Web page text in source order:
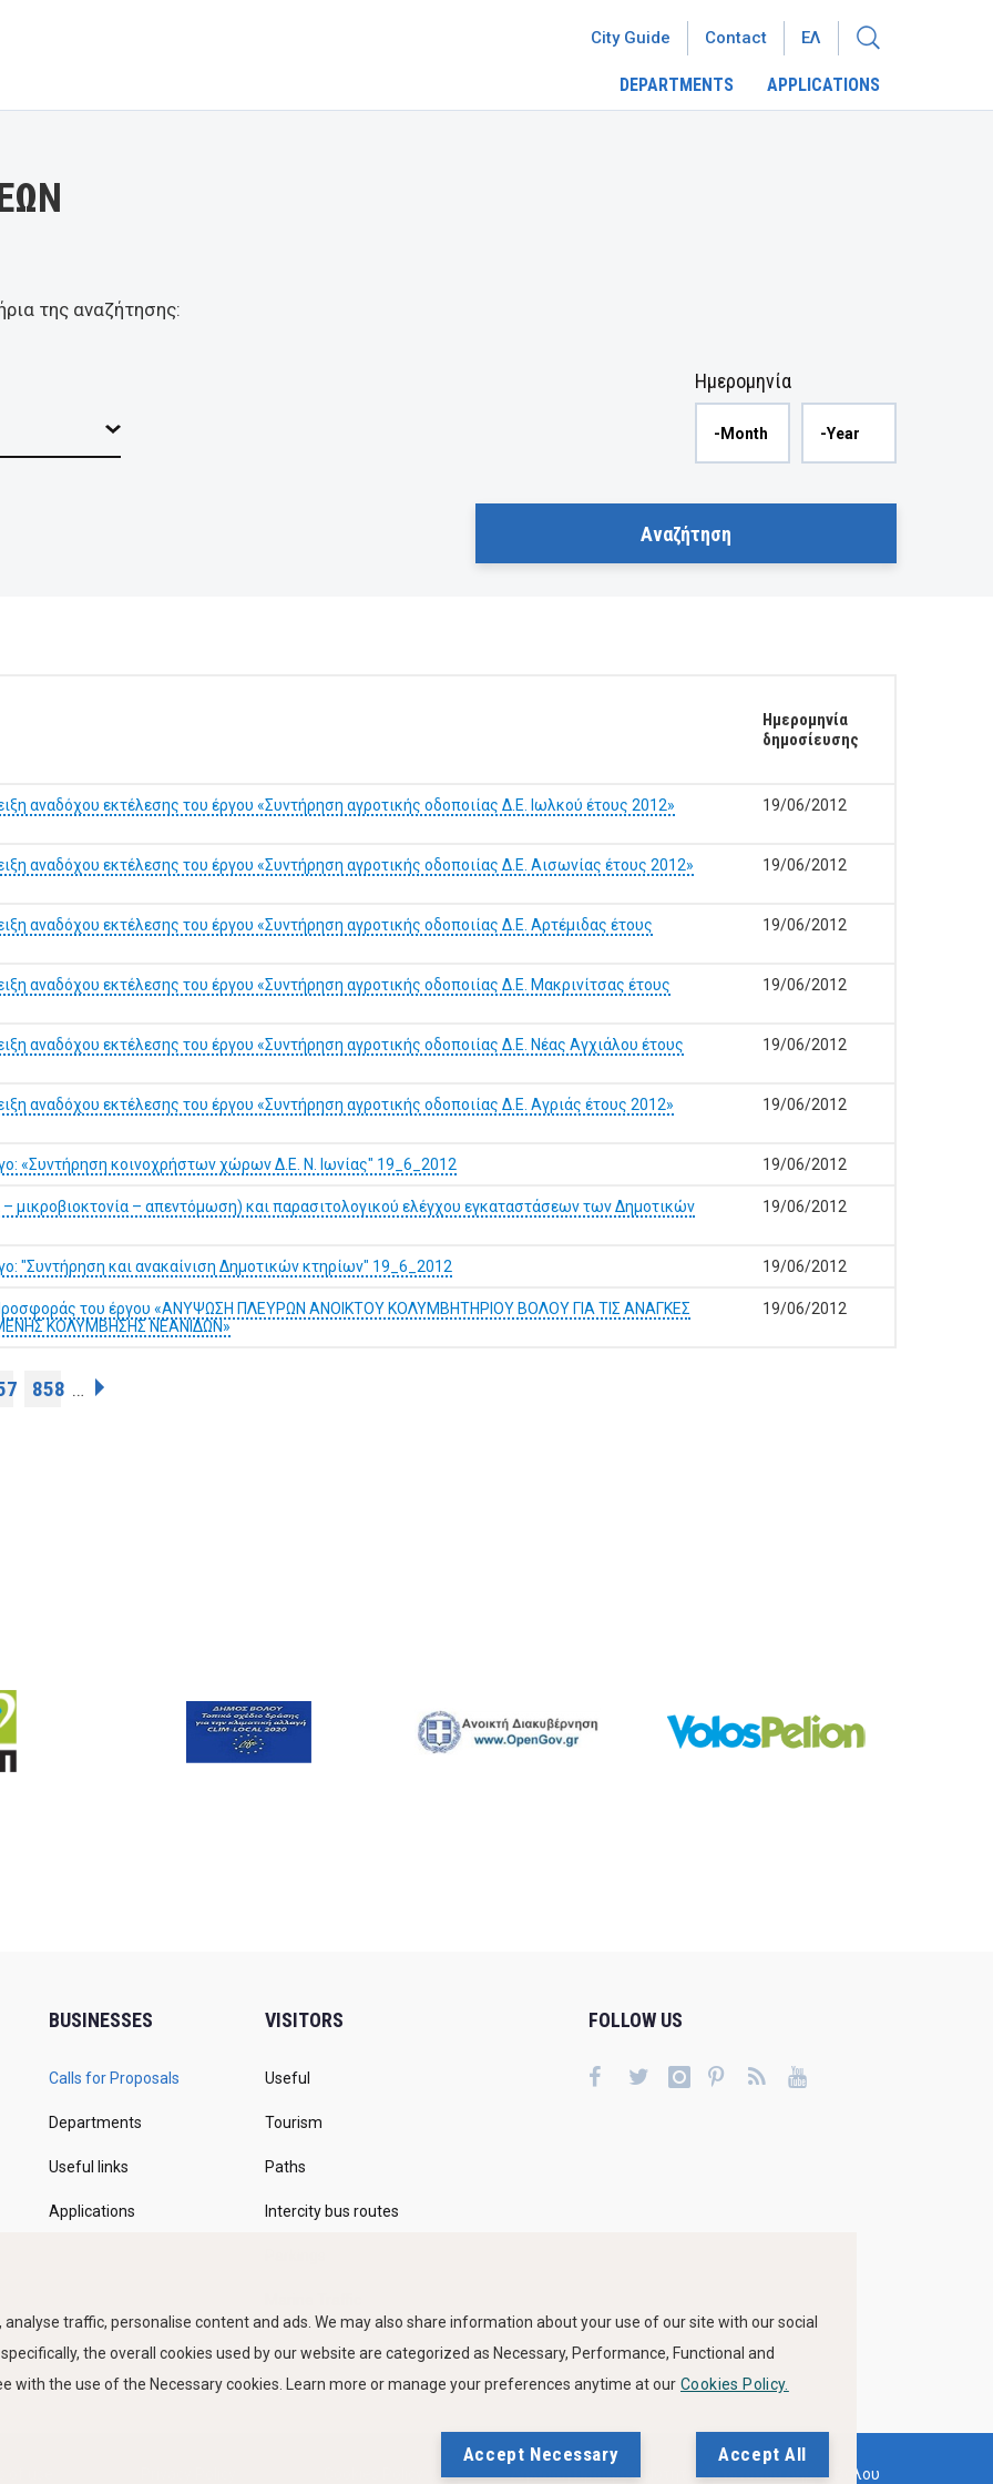
DEPARTMENTS APPLICATIONS
City Guide Contact ΕΛ
της αναζήτησης:
Ημερομηνία
Ημερομηνία
δημοσίευσης
αναδόχου εκτέλεσης του έργου «Συντήρηση αγροτικής οδοποιίας Δ.Ε. Ιωλκού έτους 2012»
19/06/2012
αναδόχου εκτέλεσης του έργου «Συντήρηση αγροτικής οδοποιίας Δ.Ε. Αισωνίας έτους 2012»
19/06/2012
αναδόχου εκτέλεσης του έργου «Συντήρηση αγροτικής οδοποιίας Δ.Ε. Αρτέμιδας έτους
19/06/2012
αναδόχου εκτέλεσης του έργου «Συντήρηση αγροτικής οδοποιίας Δ.Ε. Μακρινίτσας έτους
19/06/2012
αναδόχου εκτέλεσης του έργου «Συντήρηση αγροτικής οδοποιίας Δ.Ε. Νέας Αγχιάλου έτους
19/06/2012
αναδόχου εκτέλεσης του έργου «Συντήρηση αγροτικής οδοποιίας Δ.Ε. Αγριάς έτους 2012»
19/06/2012
«Συντήρηση κοινοχρήστων χώρων Δ.Ε. Ν. Ιωνίας" 19_6_2012 19/06/2012
μικροβιοκτονία – απεντόμωση) και παρασιτολογικού ελέγχου εγκαταστάσεων των Δημοτικών
19/06/2012
"Συντήρηση και ανακαίνιση Δημοτικών κτηρίων" 19_6_2012 19/06/2012
Προσφοράς του έργου «ΑΝΥΨΩΣΗ ΠΛΕΥΡΩΝ ΑΝΟΙΚΤΟΥ ΚΟΛΥΜΒΗΤΗΡΙΟΥ ΒΟΛΟΥ ΓΙΑ ΤΙΣ ΑΝΑΓΚΕΣ
ΚΟΛΥΜΒΗΣΗΣ ΝΕΑΝΙΔΩΝ»
19/06/2012
858 …
BUSINESSES
Calls for Proposals
Departments
Useful links
Applications
VISITORS
Useful
Tourism
Paths
Intercity bus routes
FOLLOW US
Δήλωση Προσβασιμότητας Ιστότοπου Δήμου Βόλου
traffic, personalise content and ads. We may also share information about your use of our site with our social
the overall cookies used by our website are categorized as Necessary, Performance, Functional and
with the use of the Necessary cookies. Learn more or manage your preferences anytime at our Cookies Policy.
Accept Necessary Accept All